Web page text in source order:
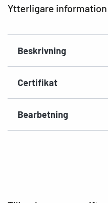
Ytterligare information
Beskrivning
Certifikat
Bearbetning
EAN